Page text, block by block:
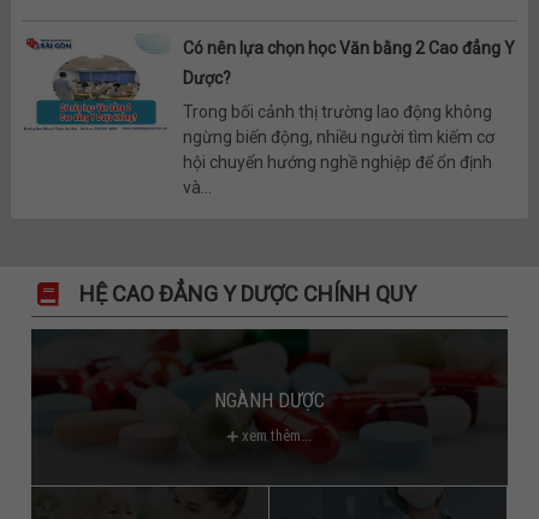
Có nên lựa chọn học Văn bằng 2 Cao đẳng Y
Dược?
Trong bối cảnh thị trường lao động không
ngừng biến động, nhiều người tìm kiếm cơ
hội chuyển hướng nghề nghiệp để ổn định
và...
HỆ CAO ĐẲNG Y DƯỢC CHÍNH QUY
NGÀNH DƯỢC
xem thêm...